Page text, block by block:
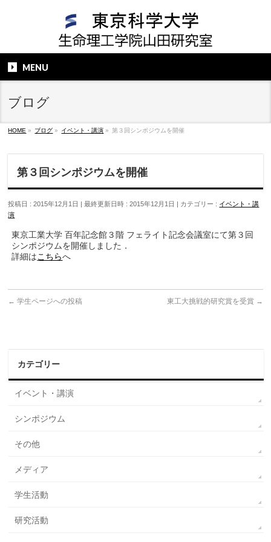
MENU
ブログ
HOME » ブログ » イベント・講演 » 第３回シンポジウムを開催
第３回シンポジウムを開催
投稿日 : 2015年12月1日 最終更新日時 : 2015年12月1日 カテゴリー : イベント・講
演
東京工業大学 百年記念館３階 フェライト記念会議室にて第３回
シンポジウムを開催しました．
詳細はこちらへ
← 学生ページへの投稿 東工大挑戦的研究賞を受賞 →
カテゴリー
イベント・講演
シンポジウム
その他
メディア
学生活動
研究活動